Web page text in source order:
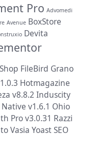
Pro Advomedi
Avenue BoxStore
Devita
FileBird Grano
Hotmagazine
v8.8.2 Induscity
Native v1.6.1 Ohio
Pro v3.0.31 Razzi
Vasia Yoast SEO